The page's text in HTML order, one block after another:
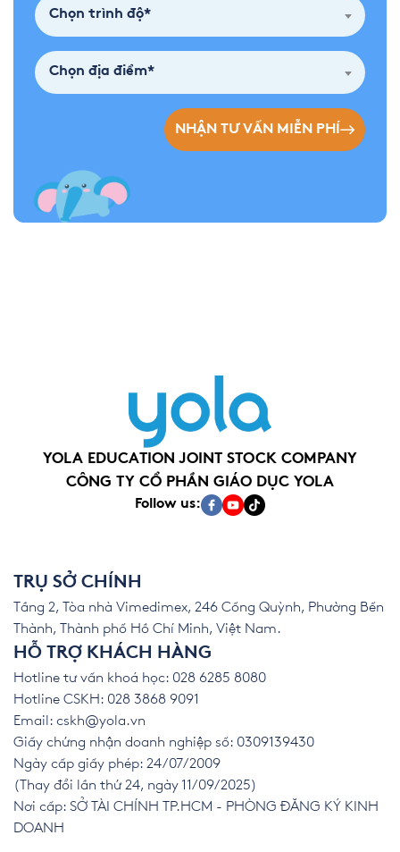
Chọn trình độ*
Chọn địa điểm*
NHẬN TƯ VẤN MIỄN PHÍ
YOLA EDUCATION JOINT STOCK COMPANY
CÔNG TY CỔ PHẦN GIÁO DỤC YOLA
Follow us:
TRỤ SỞ CHÍNH
Tầng 2, Tòa nhà Vimedimex, 246 Cống Quỳnh, Phường Bến
Thành, Thành phố Hồ Chí Minh, Việt Nam.
HỖ TRỢ KHÁCH HÀNG
Hotline tư vấn khoá học: 028 6285 8080
Hotline CSKH: 028 3868 9091
Email: cskh@yola.vn
Giấy chứng nhận doanh nghiệp số: 0309139430
Ngày cấp giấy phép: 24/07/2009
(Thay đổi lần thứ 24, ngày 11/09/2025)
Nơi cấp: SỞ TÀI CHÍNH TP.HCM - PHÒNG ĐĂNG KÝ KINH
DOANH